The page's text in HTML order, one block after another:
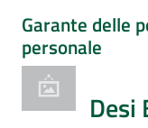
Garante delle
personale
Desi